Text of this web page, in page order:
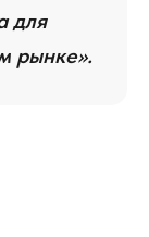
для
рынке».